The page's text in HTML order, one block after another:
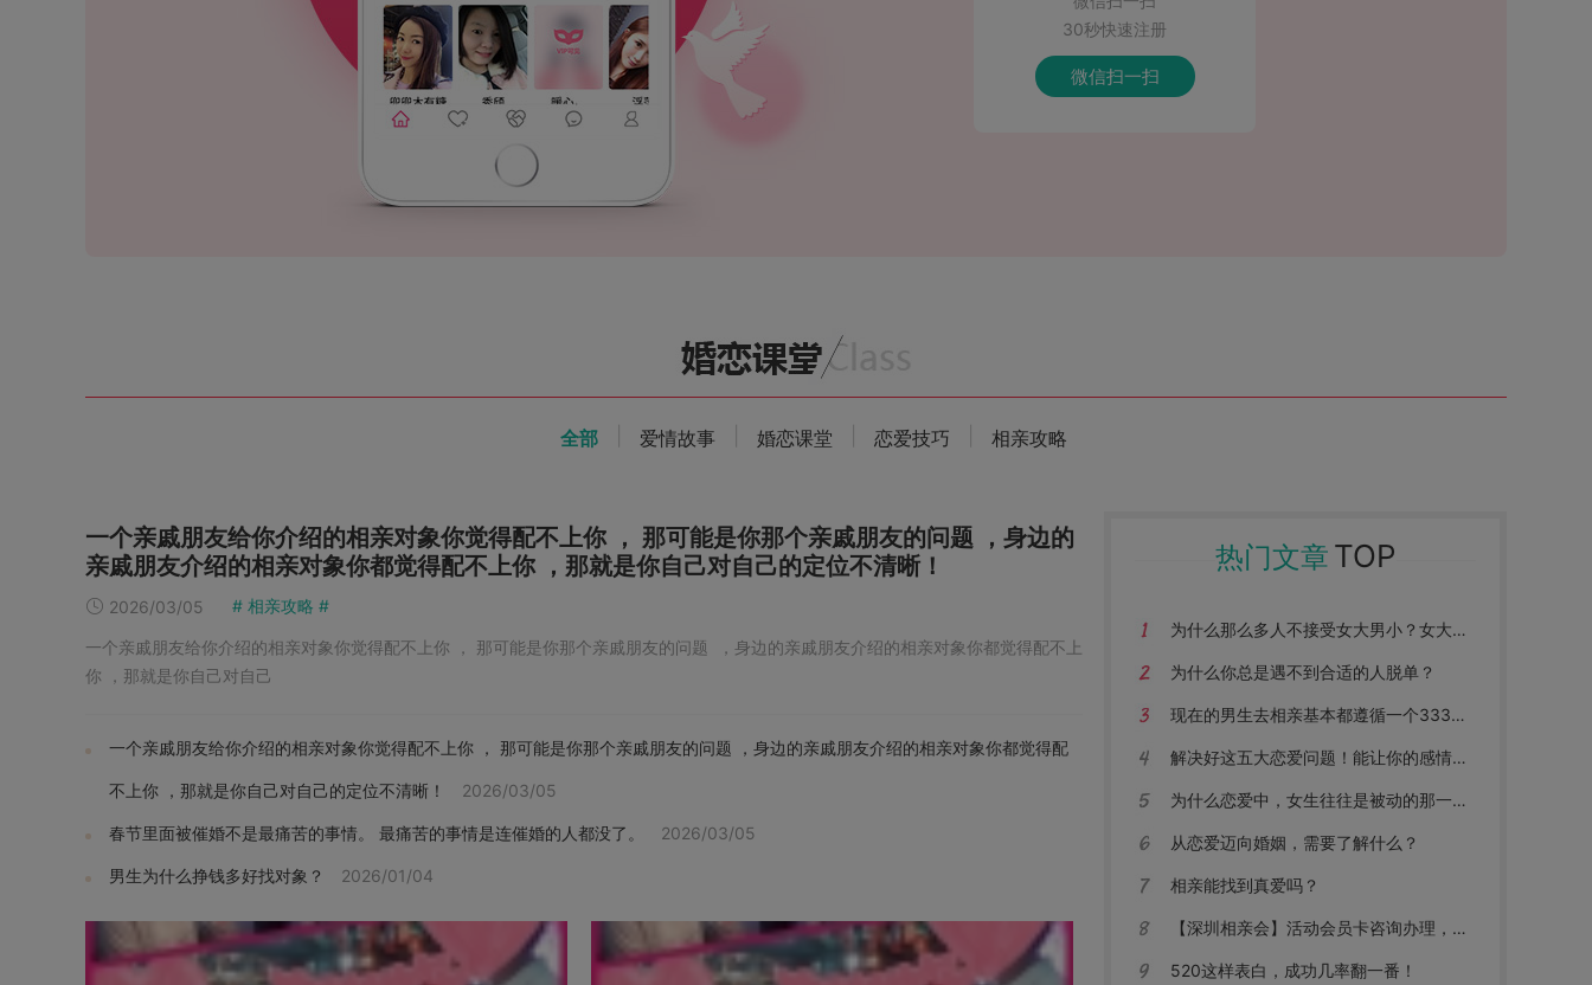
30秒快速注册
微信扫一扫
全部 爱情故事 婚恋课堂 恋爱技巧 相亲攻略
一个亲戚朋友给你介绍的相亲对象你觉得配不上你 ， 那可能是你那个亲戚朋友的问题 ，身边的
亲戚朋友介绍的相亲对象你都觉得配不上你 ，那就是你自己对自己的定位不清晰！
2026/03/05 # 相亲攻略 #
一个亲戚朋友给你介绍的相亲对象你觉得配不上你 ， 那可能是你那个亲戚朋友的问题 ，身边的亲戚朋友介绍的相亲对象你都觉得配不上
你 ，那就是你自己对自己
一个亲戚朋友给你介绍的相亲对象你觉得配不上你 ， 那可能是你那个亲戚朋友的问题 ，身边的亲戚朋友介绍的相亲对象你都觉得配
不上你 ，那就是你自己对自己的定位不清晰！ 2026/03/05
春节里面被催婚不是最痛苦的事情。 最痛苦的事情是连催婚的人都没了。 2026/03/05
男生为什么挣钱多好找对象？ 2026/01/04
热门文章 TOP
为什么那么多人不接受女大男小？女大男小真的不能在一起吗？
为什么你总是遇不到合适的人脱单？
现在的男生去相亲基本都遵循一个333原则
解决好这五大恋爱问题！能让你的感情更长久！
为什么恋爱中，女生往往是被动的那一个？
从恋爱迈向婚姻，需要了解什么？
相亲能找到真爱吗？
【深圳相亲会】活动会员卡咨询办理，让你花最少的钱找到最合适的对象！
520这样表白，成功几率翻一番！